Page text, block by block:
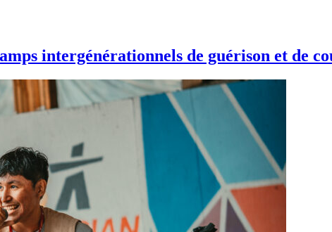
intergénérationnels de guérison et de